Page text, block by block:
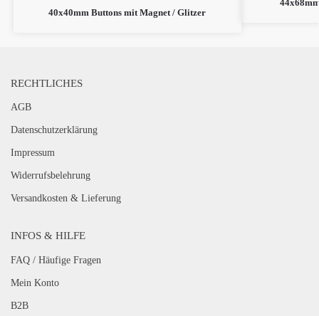
40x40mm Buttons mit Magnet / Glitzer
RECHTLICHES
AGB
Datenschutzerklärung
Impressum
Widerrufsbelehrung
Versandkosten & Lieferung
INFOS & HILFE
FAQ / Häufige Fragen
Mein Konto
B2B